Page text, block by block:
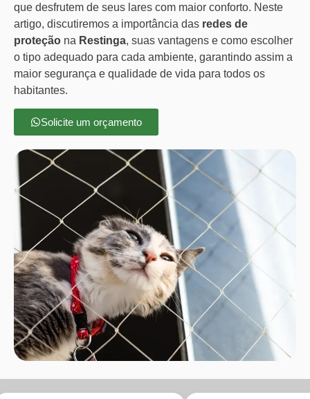
que desfrutem de seus lares com maior conforto. Neste
artigo, discutiremos a importância das redes de
proteção na Restinga, suas vantagens e como escolher
o tipo adequado para cada ambiente, garantindo assim a
maior segurança e qualidade de vida para todos os
habitantes.
Solicite um orçamento